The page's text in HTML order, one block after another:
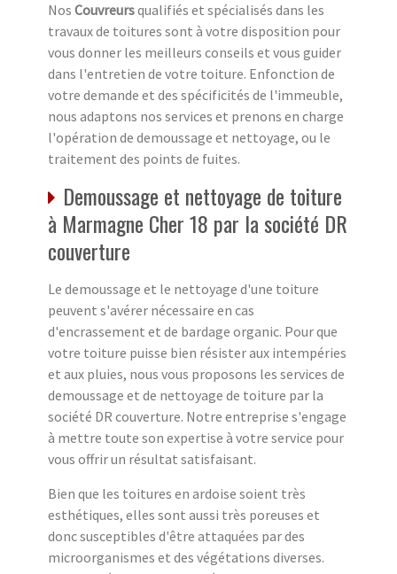
Nos Couvreursqualifiés et spécialisés dans les
travaux de toitures sont à votre disposition pour
vous donner les meilleurs conseils et vous guider
dans l'entretien de votre toiture. Enfonction de
votre demande et des spécificités de l'immeuble,
nous adaptons nos services et prenons en charge
l'opération de demoussage et nettoyage, ou le
traitement des points de fuites.
Demoussage et nettoyage de toiture
à Marmagne Cher 18 par la société DR
couverture
Le demoussage et le nettoyage d'une toiture
peuvent s'avérer nécessaire en cas
d'encrassement et de bardage organic. Pour que
votre toiture puisse bien résister aux intempéries
et aux pluies, nous vous proposons les services de
demoussage et de nettoyage de toiture par la
société DR couverture. Notre entreprise s'engage
à mettre toute son expertise à votre service pour
vous offrir un résultat satisfaisant.
Bien que les toitures en ardoise soient très
esthétiques, elles sont aussi très poreuses et
donc susceptibles d'être attaquées par des
microorganismes et des végétations diverses.